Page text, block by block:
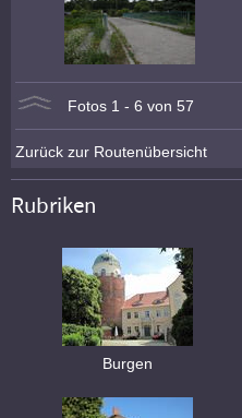
Fotos 1 - 6 von 57
Zurück zur Routenübersicht
Rubriken
Burgen